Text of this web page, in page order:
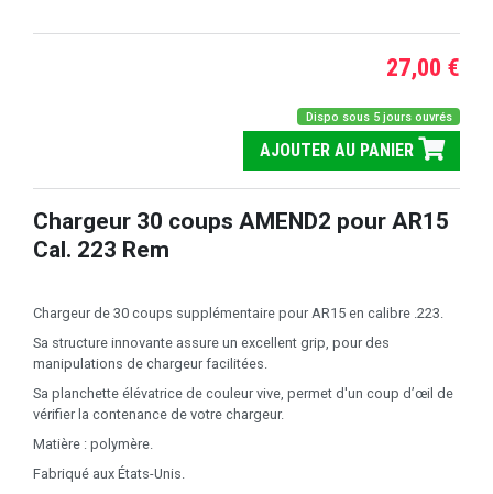
27,00 €
Dispo sous 5 jours ouvrés
AJOUTER AU PANIER
Chargeur 30 coups AMEND2 pour AR15
Cal. 223 Rem
Chargeur de 30 coups supplémentaire pour AR15 en calibre .223.
Sa structure innovante assure un excellent grip, pour des
manipulations de chargeur facilitées.
Sa planchette élévatrice de couleur vive, permet d'un coup d’œil de
vérifier la contenance de votre chargeur.
Matière : polymère.
Fabriqué aux États-Unis.